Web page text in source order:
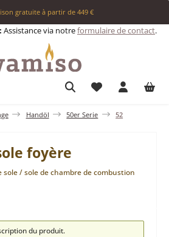
gratuite à partir de 449 €
Assistance via notreformulaire de contact.
Vous avez 0
Handöl 50er Serie 52
foyère
/ sole de chambre de combustion
du produit.